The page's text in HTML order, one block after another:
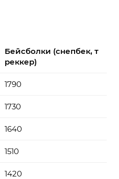
Бейсболки (снепбек, т
реккер)
1790
1730
1640
1510
1420